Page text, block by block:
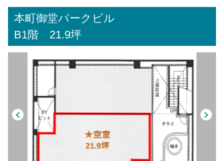
本町御堂パークビル
B1階 21.9坪